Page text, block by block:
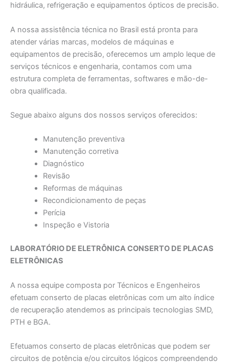
hidráulica, refrigeração e equipamentos ópticos de precisão.
A nossa assistência técnica no Brasil está pronta para
atender várias marcas, modelos de máquinas e
equipamentos de precisão, oferecemos um amplo leque de
serviços técnicos e engenharia, contamos com uma
estrutura completa de ferramentas, softwares e mão-de-
obra qualificada.
Segue abaixo alguns dos nossos serviços oferecidos:
Manutenção preventiva
Manutenção corretiva
Diagnóstico
Revisão
Reformas de máquinas
Recondicionamento de peças
Perícia
Inspeção e Vistoria
LABORATÓRIO DE ELETRÔNICA CONSERTO DE PLACAS
ELETRÔNICAS
A nossa equipe composta por Técnicos e Engenheiros
efetuam conserto de placas eletrônicas com um alto índice
de recuperação atendemos as principais tecnologias SMD,
PTH e BGA.
Efetuamos conserto de placas eletrônicas que podem ser
circuitos de potência e/ou circuitos lógicos compreendendo